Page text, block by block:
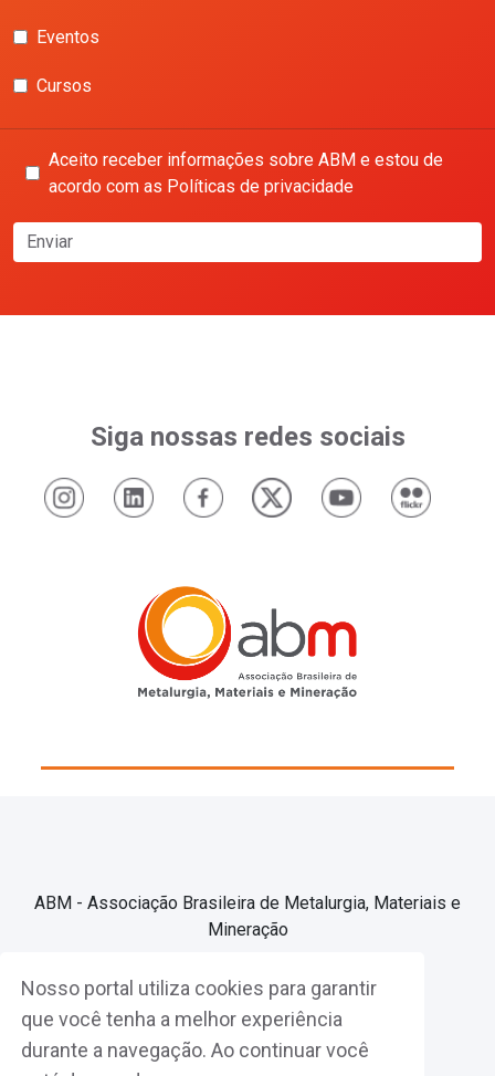
Nosso portal utiliza cookies para garantir
que você tenha a melhor experiência
durante a navegação. Ao continuar você
Eventos
Cursos
Aceito receber informações sobre ABM e estou de
acordo com as Políticas de privacidade
Enviar
Siga nossas redes sociais
ABM - Associação Brasileira de Metalurgia, Materiais e
Mineração
Associe-se